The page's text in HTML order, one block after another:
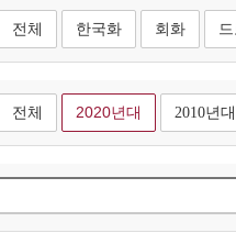
전체 한국화 회화
전체 2020년대 2010년대